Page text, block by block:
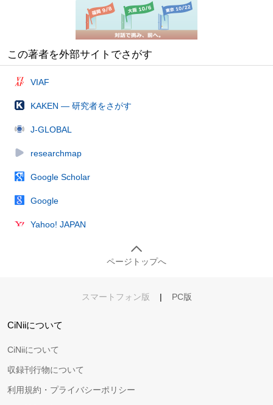
この著者を外部サイトでさがす
VIAF
KAKEN — 研究者をさがす
J-GLOBAL
researchmap
Google Scholar
Google
Yahoo! JAPAN
ページトップへ
スマートフォン版 | PC版
CiNiiについて
CiNiiについて
収録刊行物について
利用規約・プライバシーポリシー